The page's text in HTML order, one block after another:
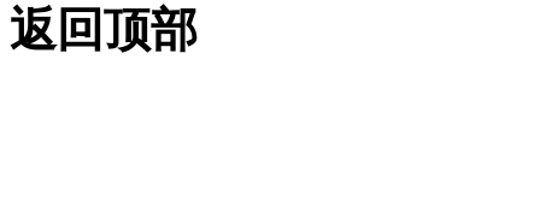
返回顶部